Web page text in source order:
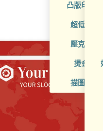
凸版印刷
超低價喜
壓克力喜
燙金喜帖
描圖紙喜